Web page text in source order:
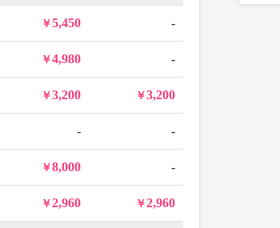
5,450 -
4,980 -
3,200 3,200
- -
8,000 -
2,960 2,960